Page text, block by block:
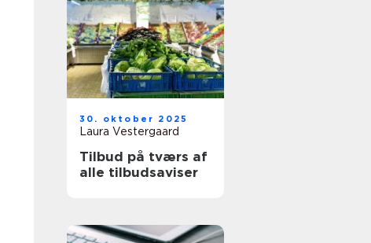
30. oktober 2025
Laura Vestergaard
Tilbud på tværs af
alle tilbudsaviser